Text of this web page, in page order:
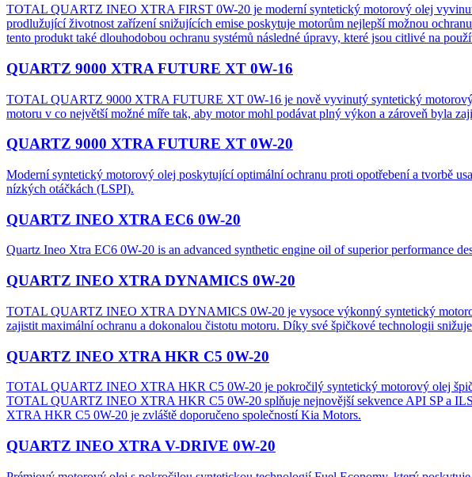
TOTAL QUARTZ INEO XTRA FIRST 0W-20 je moderní syntetický motorový olej
prodlužující životnost zařízení snižujících emise poskytuje motorům nejlepší možnou
tento produkt také dlouhodobou ochranu systémů následné úpravy, které jsou citlivé na
QUARTZ 9000 XTRA FUTURE XT 0W-16
TOTAL QUARTZ 9000 XTRA FUTURE XT 0W-16 je nově vyvinutý syntetický
motoru v co největší možné míře tak, aby motor mohl podávat plný výkon a zároveň byla
QUARTZ 9000 XTRA FUTURE XT 0W-20
Moderní syntetický motorový olej poskytující optimální ochranu proti opotřebení a tvorbě
nízkých otáčkách (LSPI).
QUARTZ INEO XTRA EC6 0W-20
Quartz Ineo Xtra EC6 0W-20 is an advanced synthetic engine oil of superior performance
QUARTZ INEO XTRA DYNAMICS 0W-20
TOTAL QUARTZ INEO XTRA DYNAMICS 0W-20 je vysoce výkonný syntetický
zajistit maximální ochranu a dokonalou čistotu motoru. Díky své špičkové technologii
QUARTZ INEO XTRA HKR C5 0W-20
TOTAL QUARTZ INEO XTRA HKR C5 0W-20 je pokročilý syntetický motorový olej
TOTAL QUARTZ INEO XTRA HKR C5 0W-20 splňuje nejnovější sekvence API SP a
XTRA HKR C5 0W-20 je zvláště doporučeno společností Kia Motors.
QUARTZ INEO XTRA V-DRIVE 0W-20